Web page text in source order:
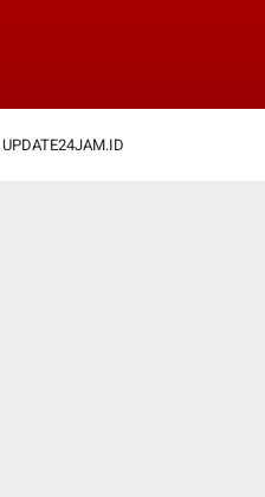
UPDATE24JAM.ID